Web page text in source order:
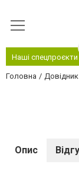
Наші спецпроєкти
Головна Довідник
Опис